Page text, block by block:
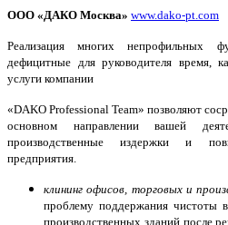
ООО «ДАКО Москва» www.dako-pt.com
Реализация многих непрофильных
дефицитные для руководителя время,
услуги компании
«DAKO Professional Team» позволяют
основном направлении вашей
производственные издержки и
предприятия.
клининг офисов, торговых и
проблему поддержания чистоты
производственных зданий после